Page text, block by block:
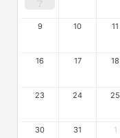
了
9 10 11
16 17 18
23 24 25
30 31 1